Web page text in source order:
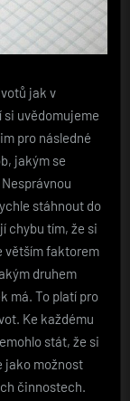
jak v
si uvědomujeme
pro následné
jakým se
stáhnout do
chybu tím, že si
větším faktorem
druhem
má. To platí pro
Ke každému
stát, že si
jako možnost
činnostech.